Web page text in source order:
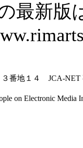
最新版
３番地１４ JCA-NET
on Electronic Media